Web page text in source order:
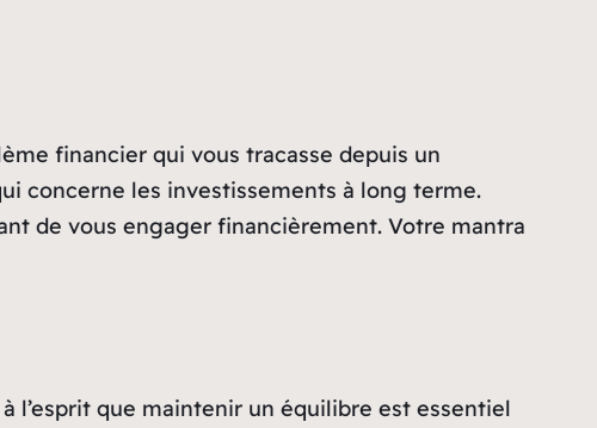
financier qui vous tracasse depuis un
concerne les investissements à long terme.
de vous engager financièrement. Votre mantra
l’esprit que maintenir un équilibre est essentiel